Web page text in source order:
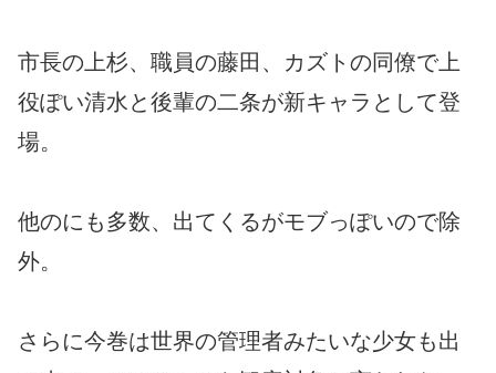
市長の上杉、職員の藤田、カズトの同僚で上
役ぽい清水と後輩の二条が新キャラとして登
場。
他のにも多数、出てくるがモブっぽいので除
外。
さらに今巻は世界の管理者みたいな少女も出